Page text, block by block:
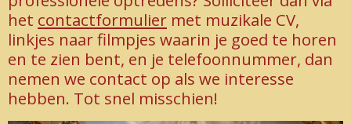
het contactformulier met muzikale CV,
linkjes naar filmpjes waarin je goed te horen
en te zien bent, en je telefoonnummer, dan
nemen we contact op als we interesse
hebben. Tot snel misschien!